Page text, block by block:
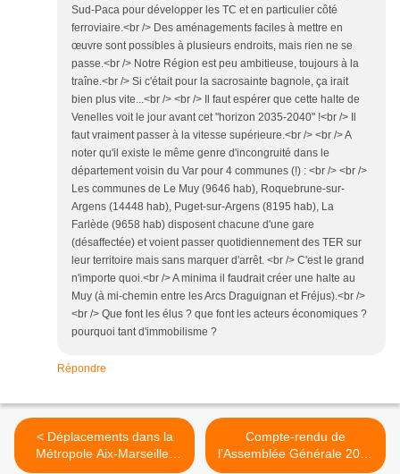
Sud-Paca pour développer les TC et en particulier côté
ferroviaire.<br /> Des aménagements faciles à mettre en
œuvre sont possibles à plusieurs endroits, mais rien ne se
passe.<br /> Notre Région est peu ambitieuse, toujours à la
traîne.<br /> Si c'était pour la sacrosainte bagnole, ça irait
bien plus vite...<br /> <br /> Il faut espérer que cette halte de
Venelles voit le jour avant cet "horizon 2035-2040" !<br /> Il
faut vraiment passer à la vitesse supérieure.<br /> <br /> A
noter qu'il existe le même genre d'incongruité dans le
département voisin du Var pour 4 communes (!) : <br /> <br />
Les communes de Le Muy (9646 hab), Roquebrune-sur-
Argens (14448 hab), Puget-sur-Argens (8195 hab), La
Farlède (9658 hab) disposent chacune d'une gare
(désaffectée) et voient passer quotidiennement des TER sur
leur territoire mais sans marquer d'arrêt. <br /> C'est le grand
n'importe quoi.<br /> A minima il faudrait créer une halte au
Muy (à mi-chemin entre les Arcs Draguignan et Fréjus).<br />
<br /> Que font les élus ? que font les acteurs économiques ?
pourquoi tant d'immobilisme ?
Répondre
< Déplacements dans la
Métropole Aix-Marseille-
Provence : des
Compte-rendu de
l’Assemblée Générale 2024
de NOSTERPACA >